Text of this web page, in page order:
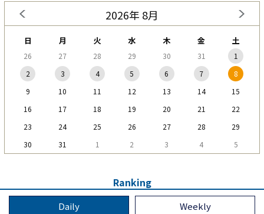
2026年 8月
日 月 火 水 木 金 土
26 27 28 29 30 31
1
2
3 4 5 6 7
8
9
10 11 12 13 14
15
16
17 18 19 20 21
22
23
24 25 26 27 28
29
30
31 1 2 3 4 5
Ranking
Daily Weekly